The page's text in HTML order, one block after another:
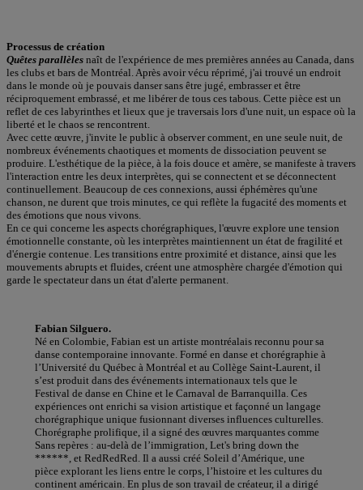
Processus de création
Quêtes parallèles naît de l'expérience de mes premières années au Canada, dans
les clubs et bars de Montréal. Après avoir vécu réprimé, j'ai trouvé un endroit
dans le monde où je pouvais danser sans être jugé, embrasser et être
réciproquement embrassé, et me libérer de tous ces tabous. Cette pièce est un
reflet de ces labyrinthes et lieux que je traversais lors d'une nuit, un espace où la
liberté et le chaos se rencontrent.
Avec cette œuvre, j'invite le public à observer comment, en une seule nuit, de
nombreux événements chaotiques et moments de dissociation peuvent se
produire. L'esthétique de la pièce, à la fois douce et amère, se manifeste à travers
l'interaction entre les deux interprètes, qui se connectent et se déconnectent
continuellement. Beaucoup de ces connexions, aussi éphémères qu'une
chanson, ne durent que trois minutes, ce qui reflète la fugacité des moments et
des émotions que nous vivons.
En ce qui concerne les aspects chorégraphiques, l'œuvre explore une tension
émotionnelle constante, où les interprètes maintiennent un état de fragilité et
d'énergie contenue. Les transitions entre proximité et distance, ainsi que les
mouvements abrupts et fluides, créent une atmosphère chargée d'émotion qui
garde le spectateur dans un état d'alerte permanent.
Fabian Silguero.
Né en Colombie, Fabian est un artiste montréalais reconnu pour sa
danse contemporaine innovante. Formé en danse et chorégraphie à
l’Université du Québec à Montréal et au Collège Saint-Laurent, il
s’est produit dans des événements internationaux tels que le
Festival de danse en Chine et le Carnaval de Barranquilla. Ces
expériences ont enrichi sa vision artistique et façonné un langage
chorégraphique unique fusionnant diverses influences culturelles.
Chorégraphe prolifique, il a signé des œuvres marquantes comme
Sans repères : au-delà de l’immigration, Let's bring down the
******, et RedRedRed. Il a aussi créé Soleil d’Amérique, une
pièce explorant les liens entre le corps, l’histoire et les cultures du
continent américain. En plus de son travail de créateur, il a dirigé